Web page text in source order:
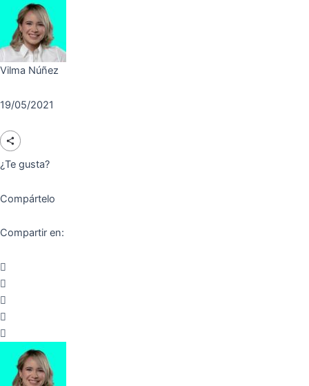
Vilma Núñez
19/05/2021
¿Te gusta?
Compártelo
Compartir en: